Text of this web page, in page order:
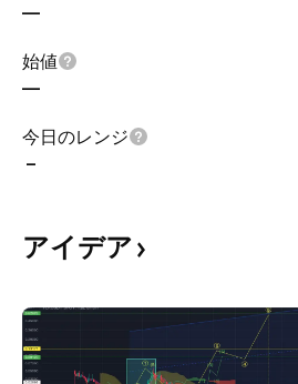
—
始値
—
今日のレンジ
–
アイデア